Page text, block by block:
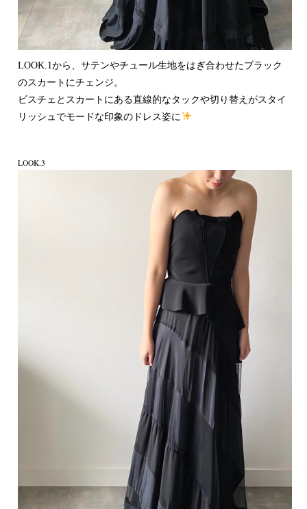
LOOK.1から、サテンやチュール生地をはぎ合わせたブラック
のスカートにチェンジ。
ビスチェとスカートにある直線的なタックや切り替えがスタイ
リッシュでモードな印象のドレス姿に
LOOK.3